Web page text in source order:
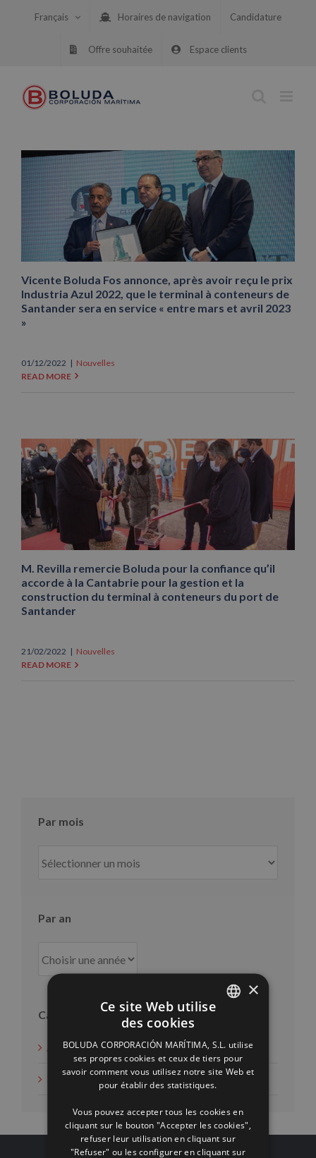
Français Horaires de navigation Candidature
Offre souhaitée Espace clients
Vicente Boluda Fos annonce, après avoir reçu le prix
Industria Azul 2022, que le terminal à conteneurs de
Santander sera en service « entre mars et avril 2023
»
01/12/2022 | Nouvelles
READ MORE
M. Revilla remercie Boluda pour la confiance qu’il
accorde à la Cantabrie pour la gestion et la
construction du terminal à conteneurs du port de
Santander
21/02/2022 | Nouvelles
READ MORE
Par mois
mois
Par an
Catégories
Actions d'intérêt social
Nouvelles
ENGLISH
FRENCH
×
Ce site Web utilise
des cookies
BOLUDA CORPORACIÓN MARÍTIMA, S.L. utilise
ses propres cookies et ceux de tiers pour
savoir comment vous utilisez notre site Web et
pour établir des statistiques.
Vous pouvez accepter tous les cookies en
cliquant sur le bouton "Accepter les cookies",
refuser leur utilisation en cliquant sur
"Refuser" ou les configurer en cliquant sur